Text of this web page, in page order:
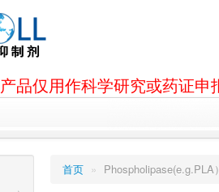
品仅用作科学研究或药证
首页 » Phospholipase(e.g.PLA